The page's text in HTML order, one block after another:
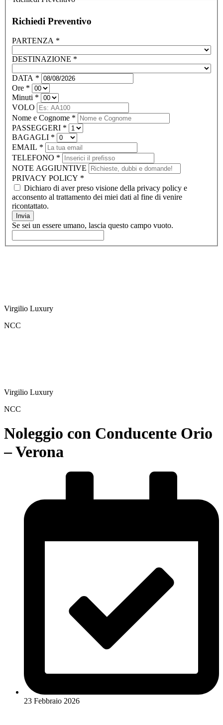
Richiedi Preventivo
PARTENZA *
DESTINAZIONE *
DATA *
Ore *
Minuti *
VOLO
Nome e Cognome *
PASSEGGERI *
BAGAGLI *
EMAIL *
TELEFONO *
NOTE AGGIUNTIVE
PRIVACY POLICY *
Dichiaro di aver preso visione della privacy policy e
acconsento al trattamento dei miei dati al fine di venire
ricontattato.
Invia
Se sei un essere umano, lascia questo campo vuoto.
Virgilio Luxury
NCC
Virgilio Luxury
NCC
Noleggio con Conducente Orio
– Verona
23 Febbraio 2026